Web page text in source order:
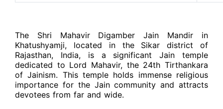
The Shri Mahavir Digamber Jain Mandir in
Khatushyamji, located in the Sikar district of
Rajasthan, India, is a significant Jain temple
dedicated to Lord Mahavir, the 24th Tirthankara
of Jainism. This temple holds immense religious
importance for the Jain community and attracts
devotees from far and wide.